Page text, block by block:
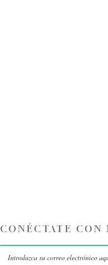
CONÉCTATE CON